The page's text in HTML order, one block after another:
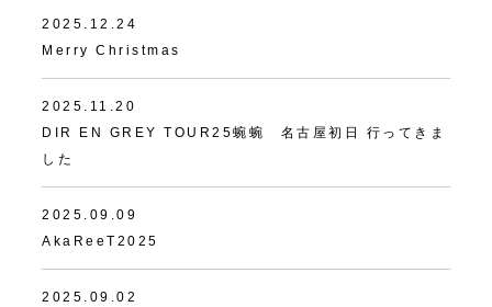
2025.12.24
Merry Christmas
2025.11.20
DIR EN GREY TOUR25蜿蜿 名古屋初日 行ってきま
した
2025.09.09
AkaReeT2025
2025.09.02